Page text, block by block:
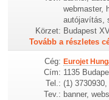
webmaster,
autójavítás,
Körzet: Budapest
Tovább a részletes
Cég: Eurojet
Cím: 1135
Tel.: (1)
Tev.: banner,